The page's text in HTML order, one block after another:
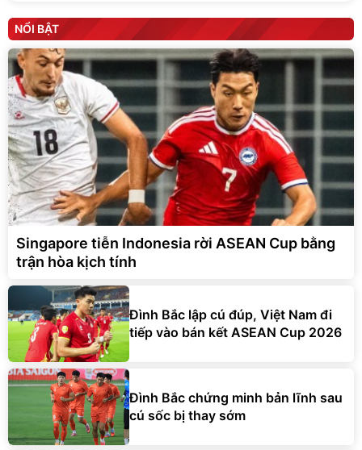
NỔI BẬT
Singapore tiễn Indonesia rời ASEAN Cup bằng
trận hòa kịch tính
Đình Bắc lập cú đúp, Việt Nam đi
tiếp vào bán kết ASEAN Cup 2026
Đình Bắc chứng minh bản lĩnh sau
cú sốc bị thay sớm